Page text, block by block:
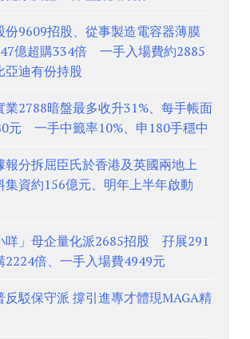
份9609招股、從事製造電容器薄膜
億超購334倍 一手入場費約2885
亞迪有份持股
業2788暗盤最多收升31%、每手帳面
元 一手中籤率10%、申180手穩中
報分拆屈臣氏於香港及英國兩地上
資約156億元、明年上半年啟動
咩」母企量化派2685招股 孖展291
2224倍、一手入場費4949元
反駁保守派 撐引進專才體現MAGA精